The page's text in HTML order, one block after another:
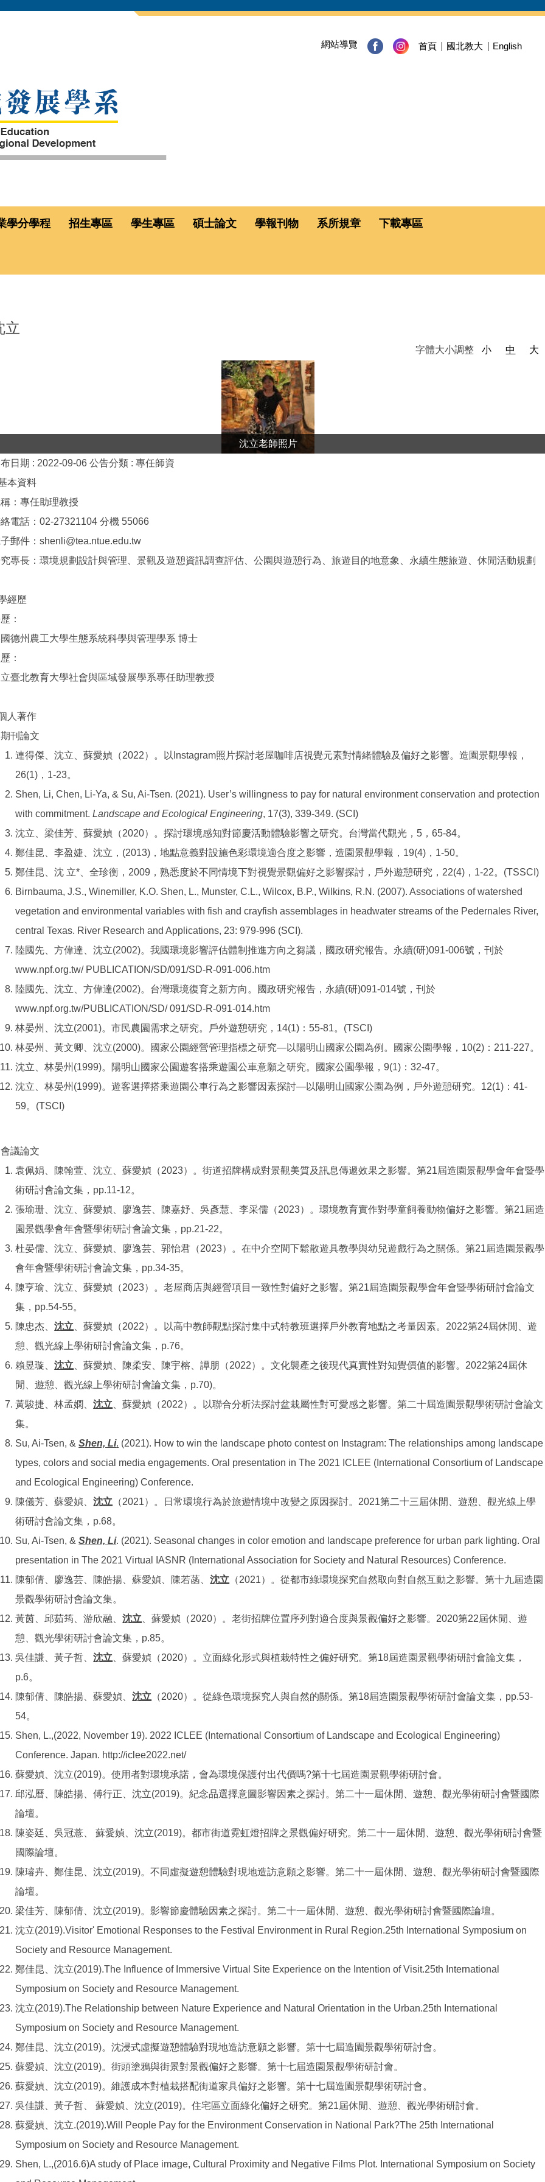
網站導覽 首頁 國北教大 English
學分學程 招生專區 學生專區 碩士論文 學報刊物 系所規章 下載專區
立
字體大小調整 小 中 大
沈立老師照片
日期 : 2022-09-06公告分類 :專任師資
本資料
：專任助理教授
電話：02-27321104 分機 55066
郵件：shenli@tea.ntue.edu.tw
專長：環境規劃設計與管理、景觀及遊憩資訊調查評估、公園與遊憩行為、旅遊目的地意象、永續生態旅遊、休閒活動規劃
經歷
：
德州農工大學生態系統科學與管理學系 博士
：
臺北教育大學社會與區域發展學系專任助理教授
人著作
刊論文
連得傑、沈立、蘇愛媜（2022）。以Instagram照片探討老屋咖啡店視覺元素對情緒體驗及偏好之影響。造園景觀學報，
26(1)，1-23。
Shen, Li, Chen, Li-Ya, & Su, Ai-Tsen. (2021). User’s willingness to pay for natural environment conservation and protection
with commitment.Landscape and Ecological Engineering, 17(3), 339-349. (SCI)
沈立、梁佳芳、蘇愛媜（2020）。探討環境感知對節慶活動體驗影響之研究。台灣當代觀光，5，65-84。
鄭佳昆、李盈婕、沈立，(2013)，地點意義對設施色彩環境適合度之影響，造園景觀學報，19(4)，1-50。
鄭佳昆、沈 立*、全珍衡，2009，熟悉度於不同情境下對視覺景觀偏好之影響探討，戶外遊憩研究，22(4)，1-22。(TSSCI)
Birnbauma, J.S., Winemiller, K.O. Shen, L., Munster, C.L., Wilcox, B.P., Wilkins, R.N. (2007). Associations of watershed
vegetation and environmental variables with fish and crayfish assemblages in headwater streams of the Pedernales River,
central Texas. River Research and Applications, 23: 979-996 (SCI).
陸國先、方偉達、沈立(2002)。我國環境影響評估體制推進方向之芻議，國政研究報告。永續(研)091-006號，刊於
www.npf.org.tw/ PUBLICATION/SD/091/SD-R-091-006.htm
陸國先、沈立、方偉達(2002)。台灣環境復育之新方向。國政研究報告，永續(研)091-014號，刊於
www.npf.org.tw/PUBLICATION/SD/ 091/SD-R-091-014.htm
林晏州、沈立(2001)。市民農園需求之研究。戶外遊憩研究，14(1)：55-81。(TSCI)
林晏州、黃文卿、沈立(2000)。國家公園經營管理指標之研究—以陽明山國家公園為例。國家公園學報，10(2)：211-227。
沈立、林晏州(1999)。陽明山國家公園遊客搭乘遊園公車意願之研究。國家公園學報，9(1)：32-47。
沈立、林晏州(1999)。遊客選擇搭乘遊園公車行為之影響因素探討—以陽明山國家公園為例，戶外遊憩研究。12(1)：41-
59。(TSCI)
議論文
袁佩娟、陳翰萱、沈立、蘇愛媜（2023）。街道招牌構成對景觀美質及訊息傳遞效果之影響。第21屆造園景觀學會年會暨學
術研討會論文集，pp.11-12。
張瑜珊、沈立、蘇愛媜、廖逸芸、陳嘉妤、吳彥慧、李采儒（2023）。環境教育實作對學童飼養動物偏好之影響。第21屆造
園景觀學會年會暨學術研討會論文集，pp.21-22。
杜晏儒、沈立、蘇愛媜、廖逸芸、郭怡君（2023）。在中介空間下鬆散遊具教學與幼兒遊戲行為之關係。第21屆造園景觀學
會年會暨學術研討會論文集，pp.34-35。
陳亨瑜、沈立、蘇愛媜（2023）。老屋商店與經營項目一致性對偏好之影響。第21屆造園景觀學會年會暨學術研討會論文
集，pp.54-55。
陳忠杰、沈立 、蘇愛媜（2022）。以高中教師觀點探討集中式特教班選擇戶外教育地點之考量因素。2022第24屆休閒、遊
憩、觀光線上學術研討會論文集，p.76。
賴昱璇、沈立 、蘇愛媜、陳柔安、陳宇榕、譚朋（2022）。文化襲產之後現代真實性對知覺價值的影響。2022第24屆休
閒、遊憩、觀光線上學術研討會論文集，p.70)。
黃駿捷、林孟嫻、沈立 、蘇愛媜（2022）。以聯合分析法探討盆栽屬性對可愛感之影響。第二十屆造園景觀學術研討會論文
集。
Su, Ai-Tsen, &Shen, Li. (2021). How to win the landscape photo contest on Instagram: The relationships among landscape
types, colors and social media engagements. Oral presentation in The 2021 ICLEE (International Consortium of Landscape
and Ecological Engineering) Conference.
陳儀芳、蘇愛媜、沈立 （2021）。日常環境行為於旅遊情境中改變之原因探討。2021第二十三屆休閒、遊憩、觀光線上學
術研討會論文集，p.68。
Su, Ai-Tsen, &Shen, Li. (2021). Seasonal changes in color emotion and landscape preference for urban park lighting. Oral
presentation in The 2021 Virtual IASNR (International Association for Society and Natural Resources) Conference.
陳郁倩、廖逸芸、陳皓揚、蘇愛媜、陳若菡、沈立 （2021）。從都市綠環境探究自然取向對自然互動之影響。第十九屆造園
景觀學術研討會論文集。
黃茵、邱茹筠、游欣融、沈立 、蘇愛媜（2020）。老街招牌位置序列對適合度與景觀偏好之影響。2020第22屆休閒、遊
憩、觀光學術研討會論文集，p.85。
吳佳謙、黃子哲、沈立 、蘇愛媜（2020）。立面綠化形式與植栽特性之偏好研究。第18屆造園景觀學術研討會論文集，
p.6。
陳郁倩、陳皓揚、蘇愛媜、沈立 （2020）。從綠色環境探究人與自然的關係。第18屆造園景觀學術研討會論文集，pp.53-
54。
Shen, L.,(2022, November 19). 2022 ICLEE (International Consortium of Landscape and Ecological Engineering)
Conference. Japan. http://iclee2022.net/
蘇愛媜、沈立(2019)。使用者對環境承諾，會為環境保護付出代價嗎?第十七屆造園景觀學術研討會。
邱泓曆、陳皓揚、傅行正、沈立(2019)。紀念品選擇意圖影響因素之探討。第二十一屆休閒、遊憩、觀光學術研討會暨國際
論壇。
陳姿廷、吳冠薏、 蘇愛媜、沈立(2019)。都市街道霓虹燈招牌之景觀偏好研究。第二十一屆休閒、遊憩、觀光學術研討會暨
國際論壇。
陳璿卉、鄭佳昆、沈立(2019)。不同虛擬遊憩體驗對現地造訪意願之影響。第二十一屆休閒、遊憩、觀光學術研討會暨國際
論壇。
梁佳芳、陳郁倩、沈立(2019)。影響節慶體驗因素之探討。第二十一屆休閒、遊憩、觀光學術研討會暨國際論壇。
沈立(2019).Visitor' Emotional Responses to the Festival Environment in Rural Region.25th International Symposium on
Society and Resource Management.
鄭佳昆、沈立(2019).The Influence of Immersive Virtual Site Experience on the Intention of Visit.25th International
Symposium on Society and Resource Management.
沈立(2019).The Relationship between Nature Experience and Natural Orientation in the Urban.25th International
Symposium on Society and Resource Management.
鄭佳昆、沈立(2019)。沈浸式虛擬遊憩體驗對現地造訪意願之影響。第十七屆造園景觀學術研討會。
蘇愛媜、沈立(2019)。街頭塗鴉與街景對景觀偏好之影響。第十七屆造園景觀學術研討會。
蘇愛媜、沈立(2019)。維護成本對植栽搭配街道家具偏好之影響。第十七屆造園景觀學術研討會。
吳佳謙、黃子哲、 蘇愛媜、沈立(2019)。住宅區立面綠化偏好之研究。第21屆休閒、遊憩、觀光學術研討會。
蘇愛媜、沈立.(2019).Will People Pay for the Environment Conservation in National Park?The 25th International
Symposium on Society and Resource Management.
Shen, L.,(2016.6)A study of Place image, Cultural Proximity and Negative Films Plot. International Symposium on Society